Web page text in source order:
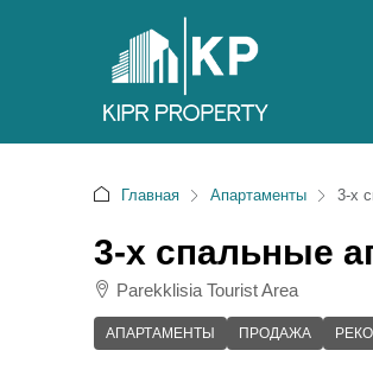
Главная Апартаменты 3-х
3-х спальные
Parekklisia Tourist Area
АПАРТАМЕНТЫ ПРОДАЖА